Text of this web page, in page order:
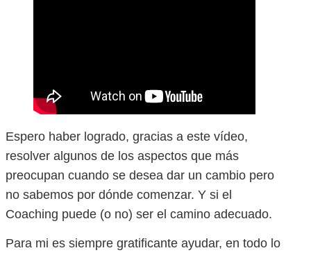
Espero haber logrado, gracias a este vídeo,
resolver algunos de los aspectos que más
preocupan cuando se desea dar un cambio pero
no sabemos por dónde comenzar. Y si el
Coaching puede (o no) ser el camino adecuado.
Para mi es siempre gratificante ayudar, en todo lo